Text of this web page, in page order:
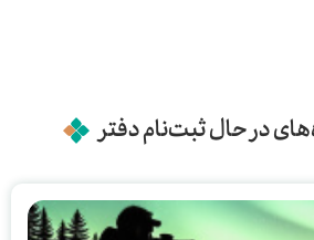
در حال ثبت‌نام دفتر